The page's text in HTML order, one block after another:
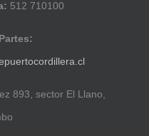
512 710100
893, sector El Llano,